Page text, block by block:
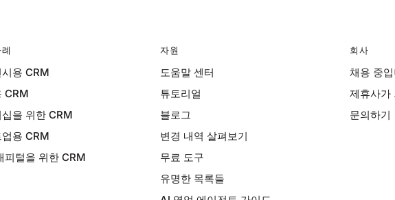
용 CRM
CRM
을 위한 CRM
용 CRM
피털을 위한 CRM
자원
도움말 센터
튜토리얼
블로그
변경 내역 살펴보기
무료 도구
유명한 목록들
회사
채용 중
제휴사가
문의하기